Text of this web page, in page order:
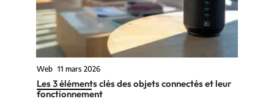
Web 11 mars 2026
Les 3 éléments clés des objets connectés et leur
fonctionnement